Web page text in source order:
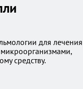
для лечения
средству.